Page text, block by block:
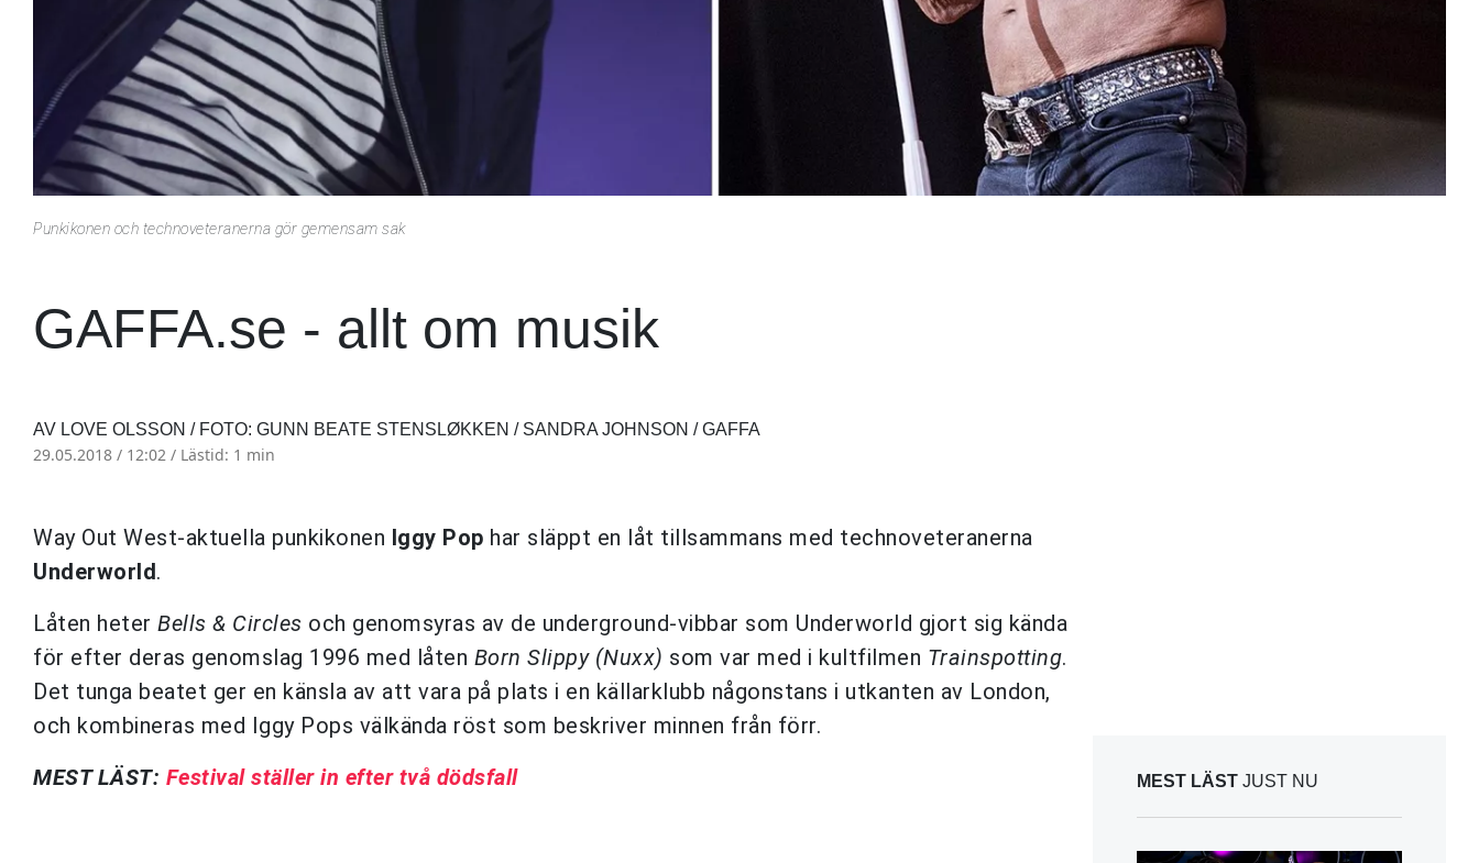
Punkikonen och technoveteranerna gör gemensam sak
GAFFA.se - allt om musik
AV LOVE OLSSON / FOTO: GUNN BEATE STENSLØKKEN / SANDRA JOHNSON / GAFFA
29.05.2018 / 12:02 / Lästid: 1 min
Way Out West-aktuella punkikonen Iggy Pop har släppt en låt tillsammans med technoveteranerna
Underworld.
Låten heter Bells & Circles och genomsyras av de underground-vibbar som Underworld gjort sig kända
för efter deras genomslag 1996 med låten Born Slippy (Nuxx) som var med i kultfilmen Trainspotting.
Det tunga beatet ger en känsla av att vara på plats i en källarklubb någonstans i utkanten av London,
och kombineras med Iggy Pops välkända röst som beskriver minnen från förr.
MEST LÄST: Festival ställer in efter två dödsfall MEST LÄST JUST NU